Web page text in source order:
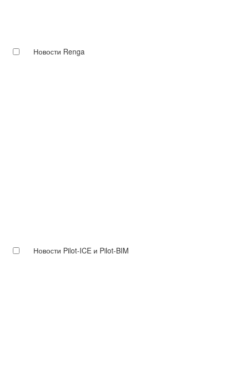
Новости Renga
Новости Pilot-ICE и Pilot-BIM